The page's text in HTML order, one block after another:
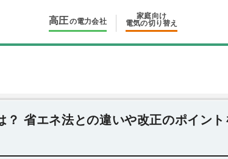
高圧の電力会社
家庭向け
電気の切り替え
？ 省エネ法との違いや改正のポイント